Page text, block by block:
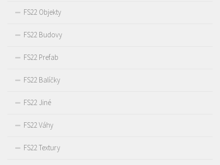
FS22 Objekty
FS22 Budovy
FS22 Prefab
FS22 Balíčky
FS22 Jiné
FS22 Váhy
FS22 Textury